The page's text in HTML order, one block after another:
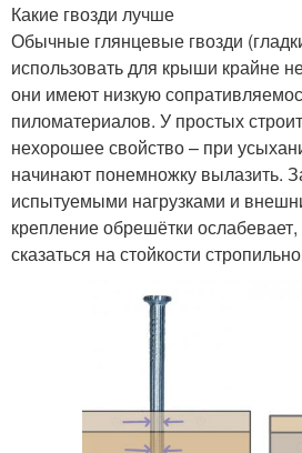
Какие гвозди лучше
Обычные глянцевые гвозди
использовать для крыши крайне
они имеют низкую
пиломатериалов. У простых
нехорошее свойство – при
начинают понемножку вылазить.
испытуемыми нагрузками и
крепление обрешётки
сказаться на стойкости